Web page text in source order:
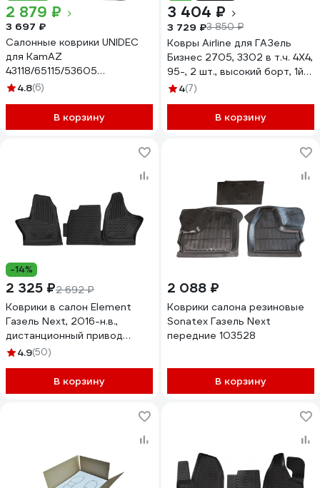
2 879 ₽
3 697 ₽
Салонные коврики UNIDEC
для KamAZ
43118/65115/53605
классическая кабина NPC01-
4.8(6)
В корзину
3 404 ₽
3 729 ₽3 850 ₽
Ковры Airline для ГАЗель
Бизнес 2705, 3302 в т.ч. 4X4,
95-, 2 шт., высокий борт, 1й
ряд с перемычкой, ТЭП,
4(7)
В корзину
-14%
2 325 ₽2 692 ₽
Коврики в салон Element
Газель Next, 2016-н.в.,
дистанционный привод
ручки КПП, 2 шт.
4.9(50)
В корзину
2 088 ₽
Коврики салона резиновые
Sonatex Газель Next
передние 103528
В корзину